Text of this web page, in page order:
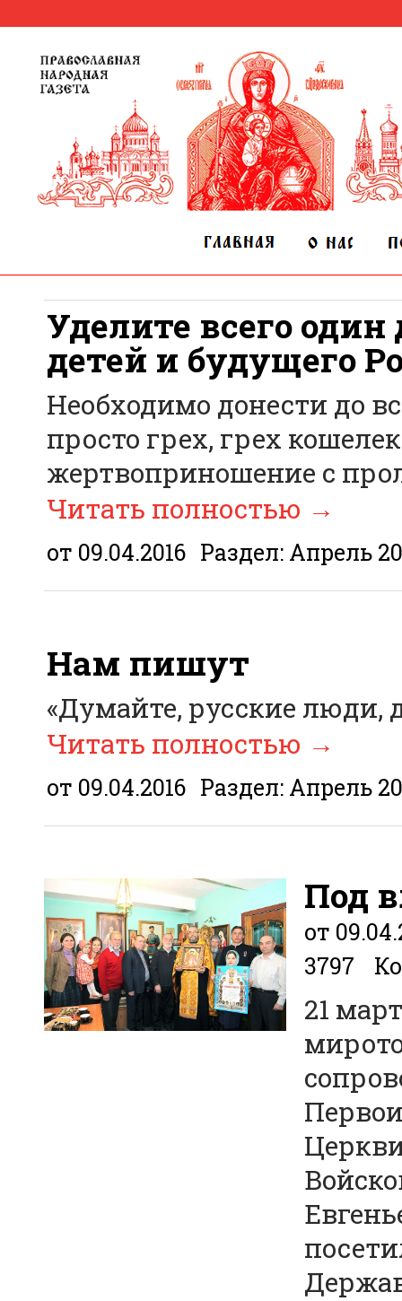
Уделите всего
детей и будущего
Необходимо донести до
просто грех, грех
жертвоприношение с
Читать полностью →
от 09.04.2016 Раздел: Апрель
Нам пишут
«Думайте, русские люди,
Читать полностью →
от 09.04.2016 Раздел: Апрель
Под
от
3797
21